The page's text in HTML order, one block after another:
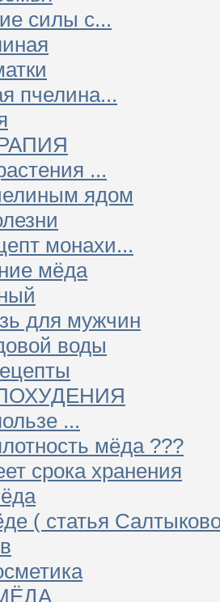
силы с...
пчелина...
...
ядом
монахи...
мёда
для мужчин
воды
...
мёда ???
срока хранения
( статья